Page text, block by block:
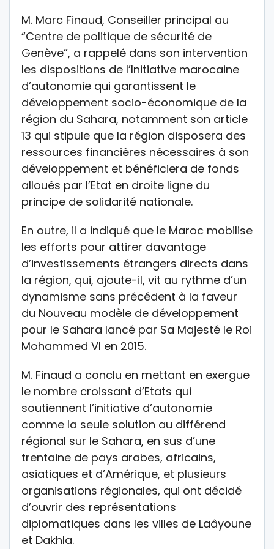
M. Marc Finaud, Conseiller principal au
“Centre de politique de sécurité de
Genève”, a rappelé dans son intervention
les dispositions de l’Initiative marocaine
d’autonomie qui garantissent le
développement socio-économique de la
région du Sahara, notamment son article
13 qui stipule que la région disposera des
ressources financières nécessaires à son
développement et bénéficiera de fonds
alloués par l’Etat en droite ligne du
principe de solidarité nationale.
En outre, il a indiqué que le Maroc mobilise
les efforts pour attirer davantage
d’investissements étrangers directs dans
la région, qui, ajoute-il, vit au rythme d’un
dynamisme sans précédent à la faveur
du Nouveau modèle de développement
pour le Sahara lancé par Sa Majesté le Roi
Mohammed VI en 2015.
M. Finaud a conclu en mettant en exergue
le nombre croissant d’Etats qui
soutiennent l’initiative d’autonomie
comme la seule solution au différend
régional sur le Sahara, en sus d’une
trentaine de pays arabes, africains,
asiatiques et d’Amérique, et plusieurs
organisations régionales, qui ont décidé
d’ouvrir des représentations
diplomatiques dans les villes de Laâyoune
et Dakhla.